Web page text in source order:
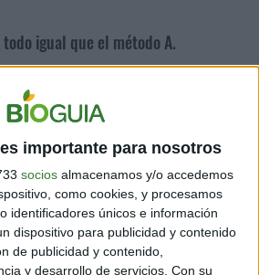
importante para nosotros
socios almacenamos y/o accedemos
como cookies, y procesamos
identificadores únicos e información
dispositivo para publicidad y contenido
de publicidad y contenido,
y desarrollo de servicios. Con su
igual que el método A.
macarrón que en el método A, pero
cambiar in situ.
a gotear hay que succionar
macarrón.
entra un burbuja de aire esta
de agua y la bomba deja de